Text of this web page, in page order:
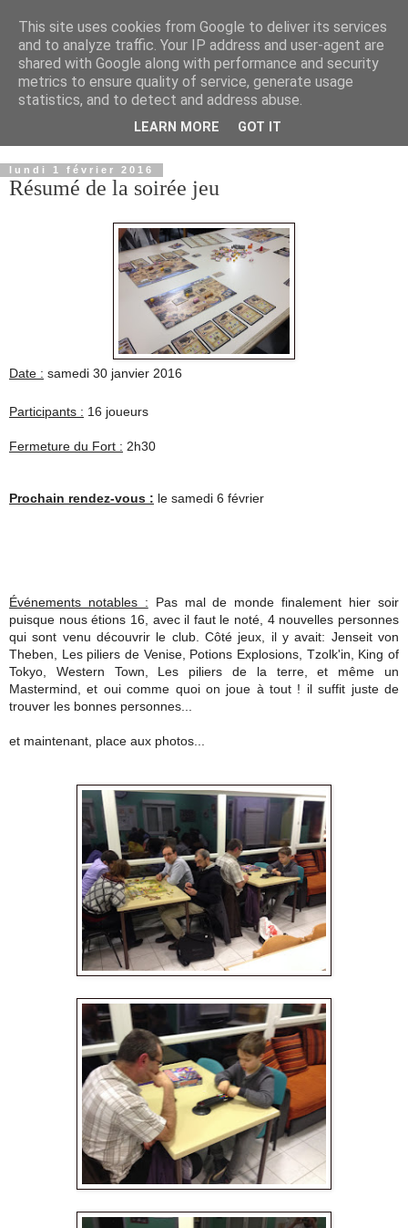
lundi 1 février 2016
Résumé de la soirée jeu
Date : samedi 30 janvier 2016
Participants : 16 joueurs
Fermeture du Fort : 2h30
Prochain rendez-vous : le samedi 6 février
Événements notables : Pas mal de monde finalement hier soir
puisque nous étions 16, avec il faut le noté, 4 nouvelles personnes
qui sont venu découvrir le club. Côté jeux, il y avait: Jenseit von
Theben, Les piliers de Venise, Potions Explosions, Tzolk'in, King of
Tokyo, Western Town, Les piliers de la terre, et même un
Mastermind, et oui comme quoi on joue à tout ! il suffit juste de
trouver les bonnes personnes...
et maintenant, place aux photos...
This site uses cookies from Google to deliver its services
and to analyze traffic. Your IP address and user-agent are
shared with Google along with performance and security
metrics to ensure quality of service, generate usage
statistics, and to detect and address abuse.
LEARN MORE GOT IT